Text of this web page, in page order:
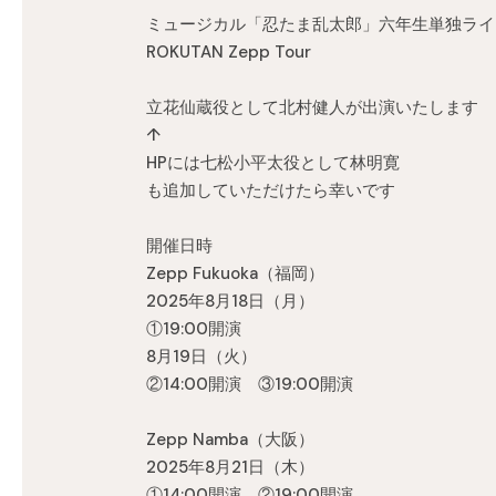
ミュージカル「忍たま乱太郎」六年生単独ラ
ROKUTAN Zepp Tour
立花仙蔵役として北村健人が出演いたします
↑
HPには七松小平太役として林明寛
も追加していただけたら幸いです
開催日時
Zepp Fukuoka（福岡）
2025年8月18日（月）
①19:00開演
8月19日（火）
②14:00開演 ③19:00開演
Zepp Namba（大阪）
2025年8月21日（木）